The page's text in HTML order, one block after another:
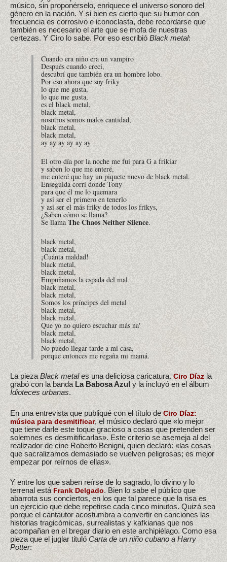
músico, sin proponérselo, enriquece el universo sonoro del
género en la nación. Y si bien es cierto que su humor con
frecuencia es corrosivo e iconoclasta, debe recordarse que
también es necesario el arte que se mofa de nuestras
certezas. Y Ciro lo sabe. Por eso escribióBlack metal:
Cuando era niño era un vampiro
Después cuando crecí,
descubrí que también era un hombre lobo.
Por eso ahora que soyfriky
lo que me gusta,
lo que me gusta,
es el black metal,
black metal,
nosotros somos malos cantidad,
black metal,
black metal,
ay ay ay ay ay ay
El otro día por la noche me fui para G afrikiar
y saben lo que me enteré,
me enteré que hay un piquete nuevo de black metal.
Enseguida corrí donde Tony
para que él me lo quemara
y así ser el primero en tenerlo
y así ser el más frikyde todos losfrikys,
¿Saben cómo se llama?
Se llamaThe Chaos Neither Silence.
black metal,
black metal,
¡Cuánta maldad!
black metal,
black metal,
Empuñamos la espada del mal
black metal,
black metal,
Somos los príncipes del metal
black metal,
black metal,
Que yo no quiero escuchar más na'
black metal,
black metal,
No puedo llegar tarde a mi casa,
porque entonces me regaña mi mamá.
La piezaBlack metales una deliciosa caricatura.Ciro Díazla
grabó con la bandaLa Babosa Azuly la incluyó en el álbum
Idioteces urbanas.
En una entrevista que publiqué con el título deCiro Díaz:
música para desmitificar, el músico declaró que «lo mejor
que tiene darle este toque gracioso a cosas que pretenden ser
solemnes es desmitificarlas». Este criterio se asemeja al del
realizador de cine Roberto Benigni, quien declaró: «las cosas
que sacralizamos demasiado se vuelven peligrosas; es mejor
empezar por reírnos de ellas».
Y entre los que saben reírse de lo sagrado, lo divino y lo
terrenal estáFrank Delgado. Bien lo sabe el público que
abarrota sus conciertos, en los que tal parece que la risa es
un ejercicio que debe repetirse cada cinco minutos. Quizá sea
porque el cantautor acostumbra a convertir en canciones las
historias tragicómicas, surrealistas y kafkianas que nos
acompañan en el bregar diario en este archipiélago. Como esa
pieza que el juglar titulóCarta de un niño cubano a Harry
Potter: